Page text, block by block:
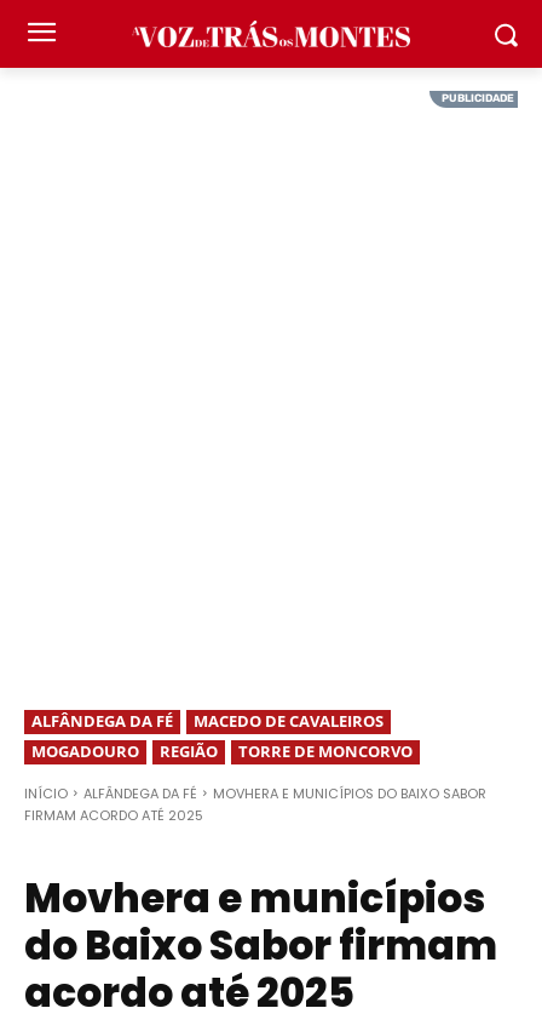
ALFÂNDEGA DA FÉ
MACEDO DE CAVALEIROS
MOGADOURO
REGIÃO TORRE DE MONCORVO
INÍCIO ALFÂNDEGA DA FÉ
MOVHERA E MUNICÍPIOS DO BAIXO SABOR
FIRMAM ACORDO ATÉ 2025
Movhera e municípios
do Baixo Sabor firmam
acordo até 2025